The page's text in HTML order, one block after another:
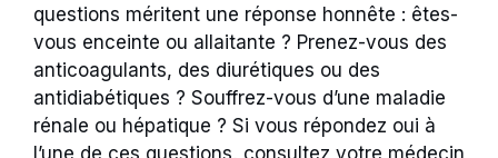
questions méritent une réponse honnête : êtes-
vous enceinte ou allaitante ? Prenez-vous des
anticoagulants, des diurétiques ou des
antidiabétiques ? Souffrez-vous d’une maladie
rénale ou hépatique ? Si vous répondez oui à